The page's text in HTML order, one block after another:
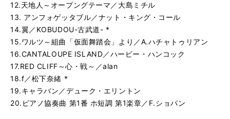
12.天地人～オープングテーマ／大島ミチル
13. アンフォゲッタブル／ナット・キング・コール
14.翼／KOBUDOU-古武道- *
15.ワルツ～組曲「仮面舞踏会」より／A.ハチャトゥリアン
16.CANTALOUPE ISLAND／ハービー・ハンコック
17.RED CLIFF～心・戦～／alan
18.f／松下奈緒 *
19.キャラバン／デューク・エリントン
20.ピアノ協奏曲 第1番 ホ短調 第1楽章／F.ショパン